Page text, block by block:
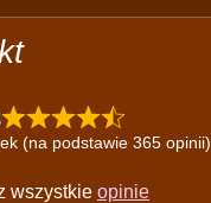
(na podstawie 365 opinii)
wszystkie opinie